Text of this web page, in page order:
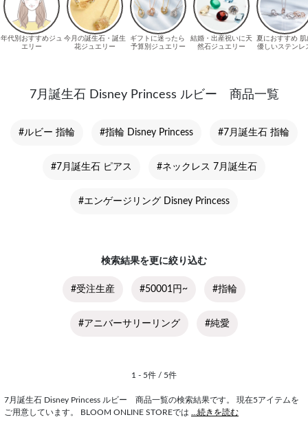
7月誕生石 Disney Princess ルビー 商品一覧
#ルビー 指輪 #指輪 Disney Princess #7月誕生石 指輪
#7月誕生石 ピアス #ネックレス 7月誕生石
#エンゲージリング Disney Princess
検索結果を更に絞り込む
#受注生産 #50001円~ #指輪
#アニバーサリーリング #純愛
1 - 5件 / 5件
7月誕生石 Disney Princess ルビー 商品一覧の検索結果です。 現在5アイテムを
ご用意しています。 BLOOM ONLINE STOREでは ...続きを読む